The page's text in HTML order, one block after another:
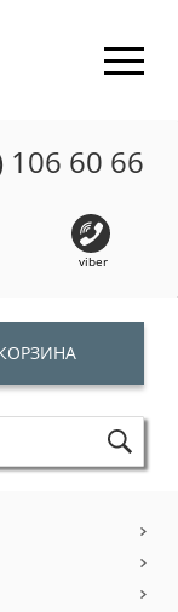
106 60 66
viber